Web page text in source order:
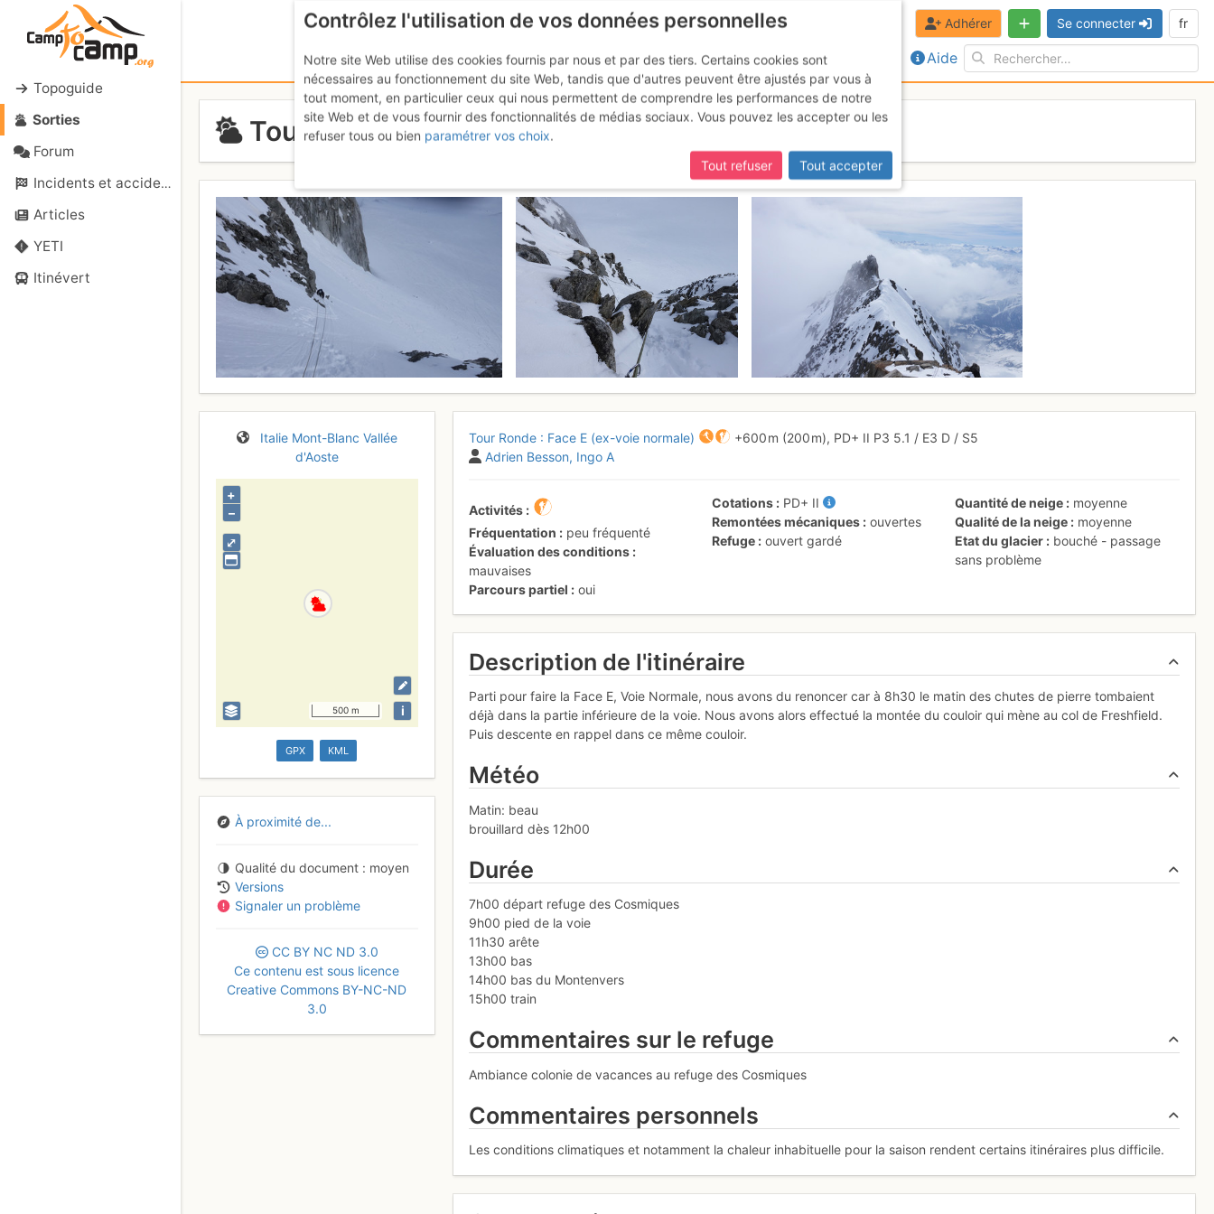
Topoguide
Sorties
Forum
Incidents et accidents
Articles
YETI
Itinévert
Aide
Adhérer Se connecter fr
Tour Ronde : Face E (Voie Normale)
Italie Mont-Blanc Vallée
d'Aoste
⤢
+
–
500 m i
GPX KML
À proximité de...
Qualité du document
moyen
Versions
Signaler un problème
CC BY NC ND 3.0
Ce contenu est sous licence
Creative Commons BY-NC-ND
3.0
Tour Ronde : Face E (ex-voie normale) +600 m (200 m), PD+ II P3 5.1 / E3 D / S5
Adrien Besson Ingo A
Activités
Fréquentation
peu fréquenté
Évaluation des conditions
mauvaises
Parcours partiel
oui
Cotations PD+ II
Remontées mécaniques
ouvertes
Refuge
ouvert gardé
Quantité de neige
moyenne
Qualité de la neige
moyenne
Etat du glacier
bouché - passage
sans problème
Description de l'itinéraire
Parti pour faire la Face E, Voie Normale, nous avons du renoncer car à 8h30 le matin des chutes de pierre tombaient
déjà dans la partie inférieure de la voie. Nous avons alors effectué la montée du couloir qui mène au col de Freshfield.
Puis descente en rappel dans ce même couloir.
Météo
Matin: beau
brouillard dès 12h00
Durée
7h00 départ refuge des Cosmiques
9h00 pied de la voie
11h30 arête
13h00 bas
14h00 bas du Montenvers
15h00 train
Commentaires sur le refuge
Ambiance colonie de vacances au refuge des Cosmiques
Commentaires personnels
Les conditions climatiques et notamment la chaleur inhabituelle pour la saison rendent certains itinéraires plus difficile.
Contrôlez l'utilisation de vos données personnelles
Notre site Web utilise des cookies fournis par nous et par des tiers. Certains cookies sont
nécessaires au fonctionnement du site Web, tandis que d'autres peuvent être ajustés par vous à
tout moment, en particulier ceux qui nous permettent de comprendre les performances de notre
site Web et de vous fournir des fonctionnalités de médias sociaux. Vous pouvez les accepter ou les
refuser tous ou bien paramétrer vos choix.
Tout refuser
Tout accepter